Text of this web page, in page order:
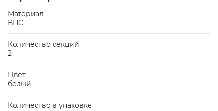
Материал
ВПС
Количество секций
2
Цвет
белый
Количество в упаковке